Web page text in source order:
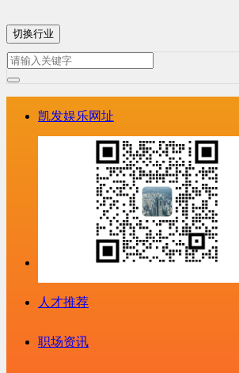
切换行业
凯发娱乐网址
人才推荐
职场资讯